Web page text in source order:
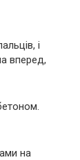
і
вперед,
на